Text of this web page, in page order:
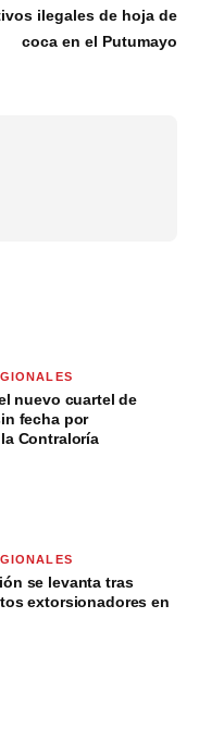
ilegales de hoja de
coca en el Putumayo
nuevo cuartel de
fecha por
Contraloría
se levanta tras
extorsionadores en